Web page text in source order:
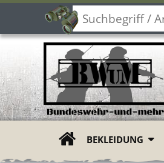
ZUR STARTSEITE
BEKLEIDUNG